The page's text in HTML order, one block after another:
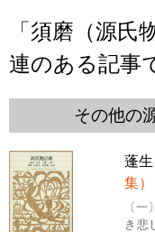
「須磨（源氏
連のある記事
その他の
蓬生
集）
〔
き悲